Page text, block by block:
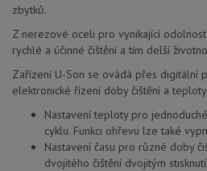
zbytků.
Z nerezové oceli pro vynikající
rychlé a účinné čištění a tím delší
Zařízení U-Son se ovádá přes digitální
elektronické řízení doby čištění a
Nastavení teploty pro
cyklu. Funkci ohřevu lze také
Nastavení času pro různé doby
dvojitého čištění dvojitým